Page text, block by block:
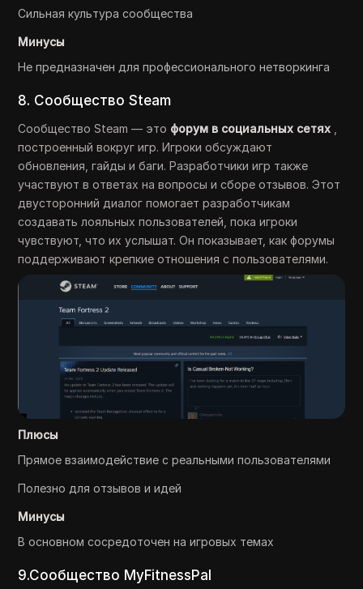
Сильная культура сообщества
Минусы
Не предназначен для профессионального нетворкинга
8. Сообщество Steam
Сообщество Steam — это форум в социальных сетях
построенный вокруг игр. Игроки обсуждают
обновления, гайды и баги. Разработчики игр также
участвуют в ответах на вопросы и сборе отзывов. Этот
двусторонний диалог помогает разработчикам
создавать лояльных пользователей, пока игроки
чувствуют, что их услышат. Он показывает, как форумы
поддерживают крепкие отношения с пользователями.
Плюсы
Прямое взаимодействие с реальными пользователями
Полезно для отзывов и идей
Минусы
В основном сосредоточен на игровых темах
9.Сообщество MyFitnessPal